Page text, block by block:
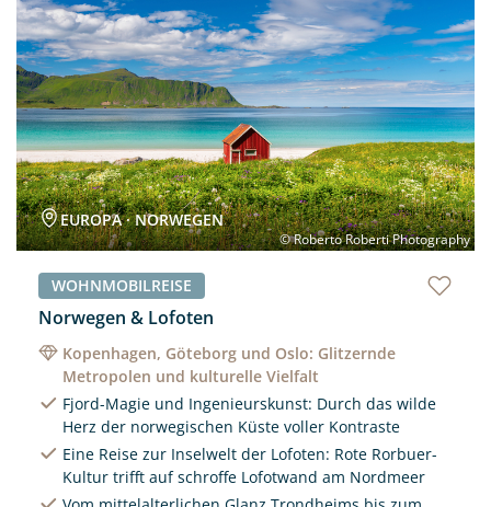
© Roberto Roberti Photography
EUROPA · NORWEGEN
WOHNMOBILREISE
Norwegen & Lofoten
Kopenhagen, Göteborg und Oslo: Glitzernde
Metropolen und kulturelle Vielfalt
Fjord-Magie und Ingenieurskunst: Durch das wilde
Herz der norwegischen Küste voller Kontraste
Eine Reise zur Inselwelt der Lofoten: Rote Rorbuer-
Kultur trifft auf schroffe Lofotwand am Nordmeer